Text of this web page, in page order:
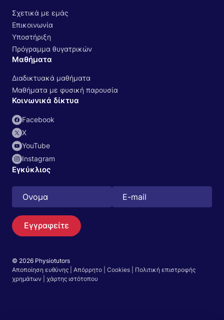
Αναζήτηση
Σχετικά με εμάς
Επικοινωνία
Υποστήριξη
Πρόγραμμα θυγατρικών
Μαθήματα
Διαδικτυακά μαθήματα
Μαθήματα με φυσική παρουσία
Κοινωνικά δίκτυα
Facebook
Χ
YouTube
Instagram
Εγκύκλιος
Εγγραφείτε
© 2026 Physiotutors
Αποποίηση ευθύνης
Απόρρητο Cookies
Πολιτική επιστροφής
χρημάτων
χάρτης ιστότοπου